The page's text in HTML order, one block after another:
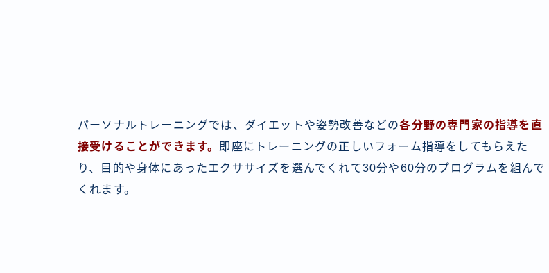
パーソナルトレーニングでは、ダイエットや姿勢改善などの各分野の専門家の指導を直
接受けることができます。 即座にトレーニングの正しいフォーム指導をしてもらえた
り、目的や身体にあったエクササイズを選んでくれて30分や60分のプログラムを組んで
くれます。